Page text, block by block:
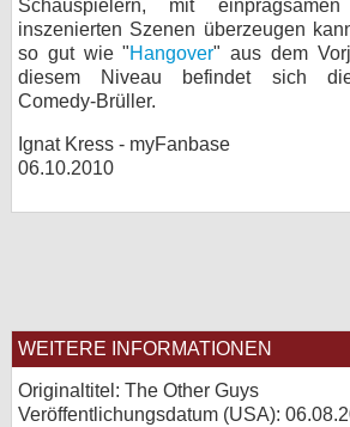
Schauspielern, mit
inszenierten Szenen überzeugen
so gut wie "Hangover" aus dem
diesem Niveau befindet sich
Comedy-Brüller.
Ignat Kress - myFanbase
06.10.2010
WEITERE INFORMATIONEN
Originaltitel: The Other Guys
Veröffentlichungsdatum (USA):